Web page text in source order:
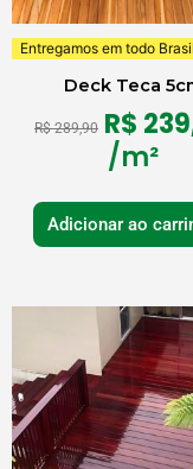
Entregamos em todo Brasil
Deck Teca
R$289,90 R$
/m²
Adicionar ao